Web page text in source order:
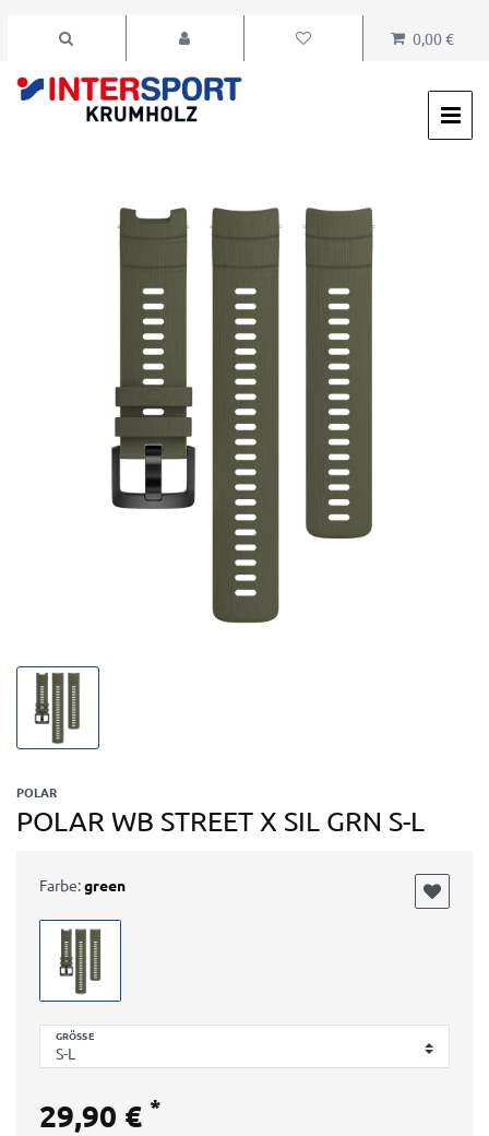
0,00 €
POLAR
POLAR WB STREET X SIL GRN S-L
GRÖSSE
Farbe:green
29,90 € *